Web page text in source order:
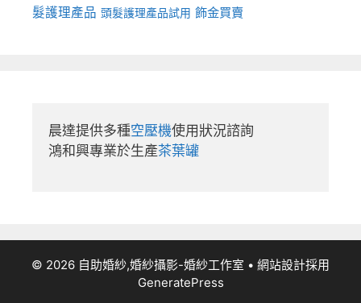
髮護理產品 頭髮護理產品試用 飾金買賣
晨達提供多種空壓機使用狀況諮詢
鴻和興專業於生產茶葉罐
© 2026 自助婚紗,婚紗攝影-婚紗工作室 • 網站設計採用
GeneratePress